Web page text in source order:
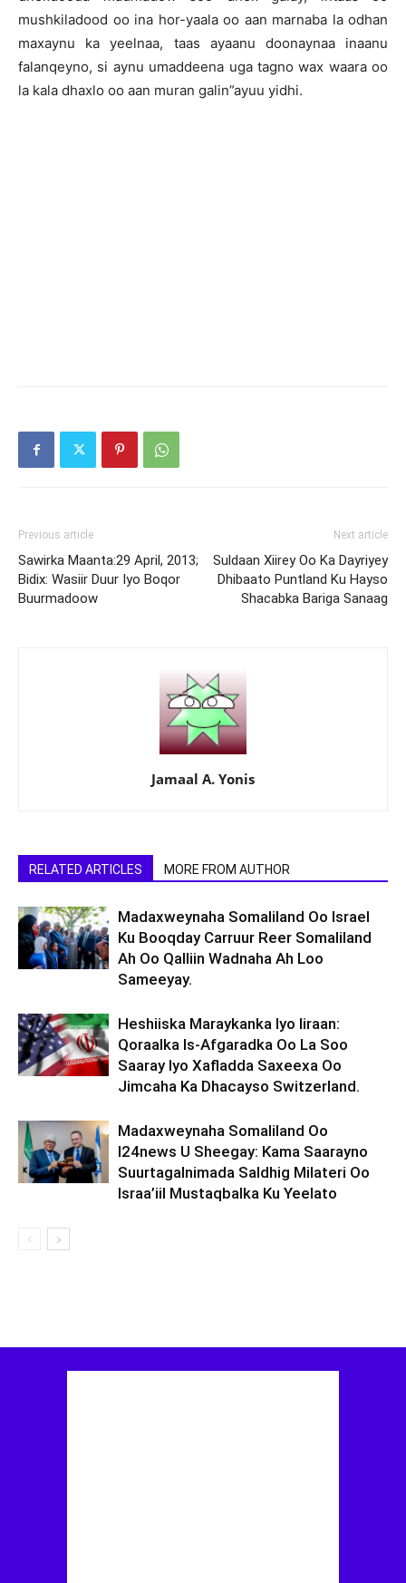
mushkiladood oo ina hor-yaala oo aan marnaba la odhan
maxaynu ka yeelnaa, taas ayaanu doonaynaa inaanu
falanqeyno, si aynu umaddeena uga tagno wax waara oo
la kala dhaxlo oo aan muran galin”ayuu yidhi.
Previous article
Sawirka Maanta:29 April, 2013;
Bidix: Wasiir Duur Iyo Boqor
Buurmadoow
Next article
Suldaan Xiirey Oo Ka Dayriyey
Dhibaato Puntland Ku Hayso
Shacabka Bariga Sanaag
Jamaal A. Yonis
RELATED ARTICLES MORE FROM AUTHOR
Madaxweynaha Somaliland Oo Israel
Ku Booqday Carruur Reer Somaliland
Ah Oo Qalliin Wadnaha Ah Loo
Sameeyay.
Heshiiska Maraykanka Iyo Iiraan:
Qoraalka Is-Afgaradka Oo La Soo
Saaray Iyo Xafladda Saxeexa Oo
Jimcaha Ka Dhacayso Switzerland.
Madaxweynaha Somaliland Oo
I24news U Sheegay: Kama Saarayno
Suurtagalnimada Saldhig Milateri Oo
Israa’iil Mustaqbalka Ku Yeelato